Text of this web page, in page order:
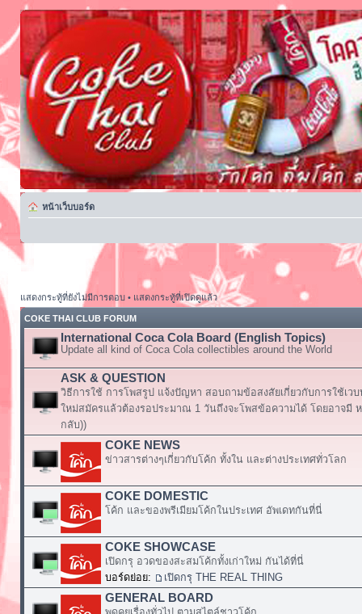
หน้าเว็บบอร์ด
แสดงกระทู้ที่ยังไม่มีการตอบ• แสดงกระทู้ที่เปิดดูแล้ว
COKE THAI CLUB FORUM
International Coca Cola Board (English Topics)
Update all kind of Coca Cola collectibles around the World
ASK & QUESTION
วิธีการใช้ การโพสรูป แจ้งปัญหา สอบถามข้อสงสัยเกี่ยวกับการใช้เว
ใหม่สมัครแล้วต้องรอประมาณ 1 วันถึงจะโพสข้อความได้ โดยอาจมี
กลับ))
COKE NEWS
ข่าวสารต่างๆเกี่ยวกับโค้ก ทั้งใน และต่างประเทศทั่วโลก
COKE DOMESTIC
โค้ก และของพรีเมียมโค้กในประเทศ อัพเดทกันที่นี่
COKE SHOWCASE
เปิดกรุ อวดของสะสมโค้กทั้งเก่าใหม่ กันได้ที่นี่
บอร์ดย่อย:
เปิดกรุ THE REAL THING
GENERAL BOARD